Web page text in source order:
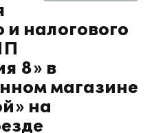
и налогового
8» в
магазине
на